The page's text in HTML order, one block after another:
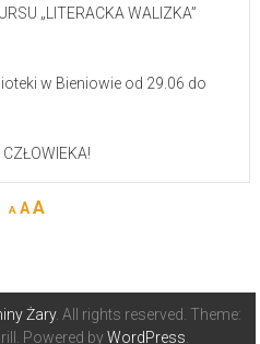
„LITERACKA WALIZKA”
w Bieniowie od 29.06 do
A A A
Żary. All rights reserved. Theme:
Powered byWordPress